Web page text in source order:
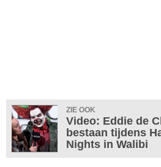
ZIE OOK
Video: Eddie de
bestaan tijdens
Nights in Walibi